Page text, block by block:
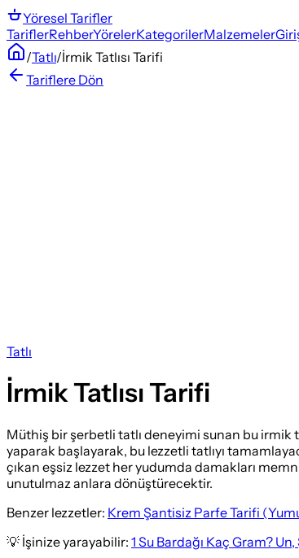
Yöresel Tarifler
TariflerRehberYörelerKategorilerMalzemeler
/Tatlı/İrmik Tatlısı Tarifi
Tariflere Dön
Tatlı
İrmik Tatlısı Tarifi
Müthiş bir şerbetli tatlı deneyimi sunan bu irmik
yaparak başlayarak, bu lezzetli tatlıyı
çıkan eşsiz lezzet her yudumda damakları
unutulmaz anlara dönüştürecektir.
Benzer lezzetler: Krem Şantisiz Parfe Tarifi
💡 İşinize yarayabilir: 1 Su Bardağı Kaç Gram?